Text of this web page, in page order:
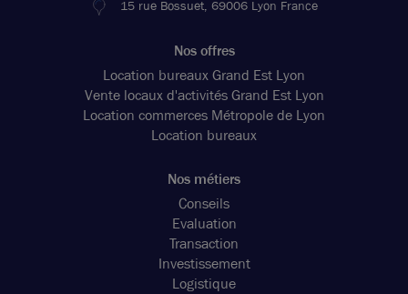
15 rue Bossuet, 69006 Lyon France
Nos offres
Location bureaux Grand Est Lyon
Vente locaux d'activités Grand Est Lyon
Location commerces Métropole de Lyon
Location bureaux
Nos métiers
Conseils
Evaluation
Transaction
Investissement
Logistique